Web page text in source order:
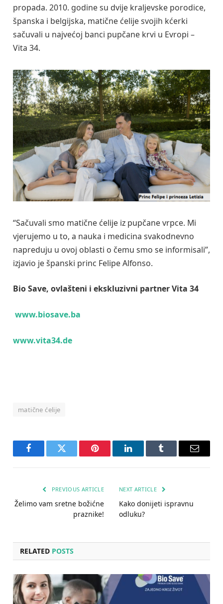
propada. 2010. godine su dvije kraljevske porodice,
španska i belgijska, matične ćelije svojih kćerki
sačuvali u najvećoj banci pupčane krvi u Evropi –
Vita 34.
“Sačuvali smo matične ćelije iz pupčane vrpce. Mi
vjerujemo u to, a nauka i medicina svakodnevno
napreduju u ovoj oblasti o čemu smo se informisali”,
izjavio je španski princ Felipe Alfonso.
Bio Save, ovlašteni i ekskluzivni partner Vita 34
www.biosave.ba
www.vita34.de
matične ćelije
FacebookTwitter Pinterest LinkedInTumblr Email
PREVIOUS ARTICLE
Želimo vam sretne božićne
praznike!
NEXT ARTICLE
Kako donijeti ispravnu
odluku?
RELATED POSTS